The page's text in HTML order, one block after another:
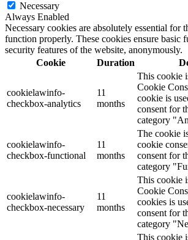
Necessary
Always Enabled
Necessary cookies are absolutely essential for
function properly. These cookies ensure basic
security features of the website, anonymously.
Cookie
Duration
cookielawinfo-
checkbox-analytics
11
months
This cookie
Cookie
cookie is
consent for
category
cookielawinfo-
checkbox-functional
11
months
The cookie
cookie
consent for
category
cookielawinfo-
checkbox-necessary
11
months
This cookie
Cookie
cookies is
consent for
category
This cookie